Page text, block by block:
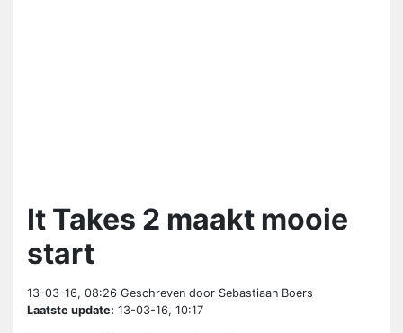
It Takes 2 maakt mooie
start
13-03-16, 08:26 Geschreven door Sebastiaan Boers
Laatste update: 13-03-16, 10:17